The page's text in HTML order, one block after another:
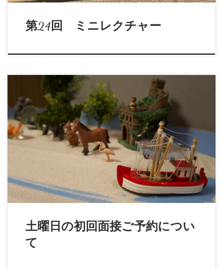
第24回 ミニレクチャー
現在、土曜日のご予約は大変混み合っており、初回面接まで
1か月以上お待ちいただく場合がございます。 平 […]
土曜日の初回面接ご予約につい
て